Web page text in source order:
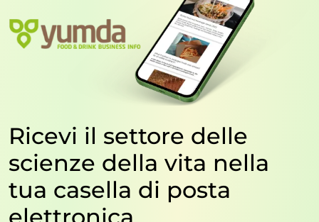
Ricevi il settore delle
scienze della vita nella
tua casella di posta